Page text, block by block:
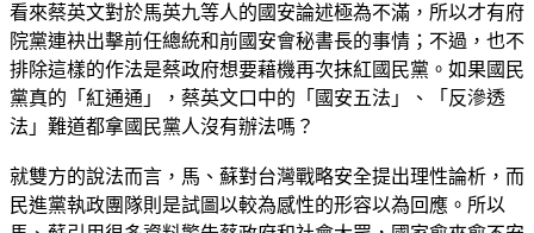
看來蔡英文對於馬英九等人的國安論述極為不滿，所以才有府
院黨連袂出擊前任總統和前國安會秘書長的事情；不過，也不
排除這樣的作法是蔡政府想要藉機再次抹紅國民黨。如果國民
黨真的「紅通通」，蔡英文口中的「國安五法」、「反滲透
法」難道都拿國民黨人沒有辦法嗎？
就雙方的說法而言，馬、蘇對台灣戰略安全提出理性論析，而
民進黨執政團隊則是試圖以較為感性的形容以為回應。所以